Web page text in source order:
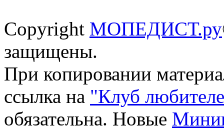
Copyright МОПЕДИСТ.ру
защищены.
При копировании
ссылка на "Клуб
обязательна. Новые